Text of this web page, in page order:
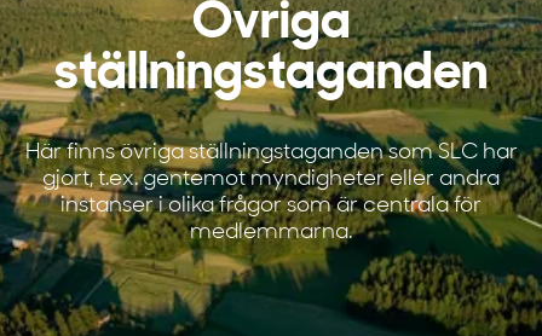
Övriga
ställningstaganden
Här finns övriga ställningstaganden som SLC har
gjort, t.ex. gentemot myndigheter eller andra
instanser i olika frågor som är centrala för
medlemmarna.